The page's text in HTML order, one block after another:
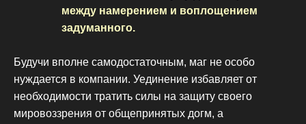
между намерением и воплощением
задуманного.
Будучи вполне самодостаточным, маг не особо
нуждается в компании. Уединение избавляет от
необходимости тратить силы на защиту своего
мировоззрения от общепринятых догм, а